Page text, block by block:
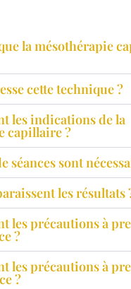
la mésothérapie
cette technique ?
les indications de la
capillaire ?
séances sont
les résultats
les précautions à
?
les précautions à
?